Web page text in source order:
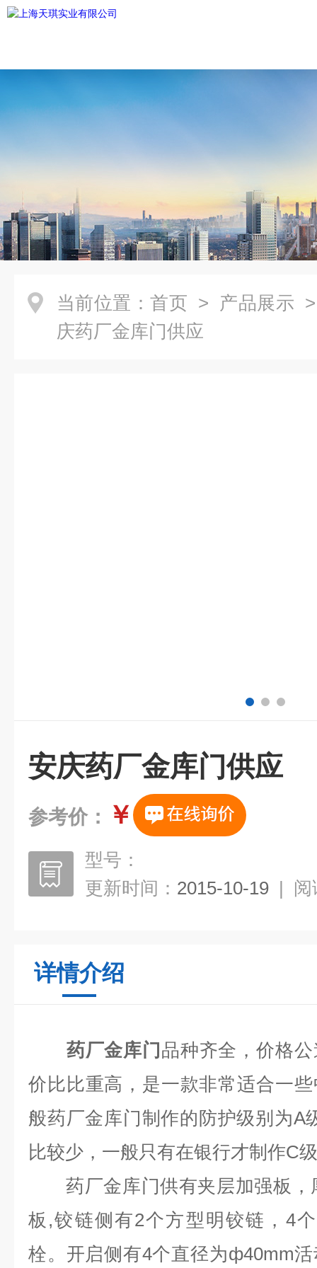
当前位置： 首页 > 产品展示
庆药厂金库门供应
安庆药厂金库门供应
参考价： ￥
型号：
更新时间： 2015-10-19 | 阅
详情介绍
药厂金库门 品种齐全，价格
价比比重高，是一款非常适合一
般药厂金库门制作的防护级别为A
比较少，一般只有在银行才制作C
药厂金库门供有夹层加强板，
板 ,铰链侧有2个方型明铰链， 4
栓。开启侧有4个直径为ф40mm